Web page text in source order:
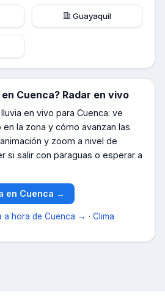
Guayaquil
Cuenca? Radar en vivo
en vivo para Cuenca: ve
la zona y cómo avanzan las
y zoom a nivel de
si salir con paraguas o esperar a
en Cuenca →
a hora de Cuenca → · Clima